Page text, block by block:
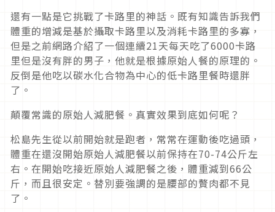
還有一點是它挑戰了卡路里的神話。既有知識告訴我們
體重的增減是基於攝取卡路里以及消耗卡路里的多寡，
但是之前網路介紹了一個連續21天每天吃了6000卡路
里但是沒有胖的男子，他就是根據原始人餐的原理的。
反倒是他吃以碳水化合物為中心的低卡路里餐時還胖
了。
顛覆常識的原始人減肥餐。真實效果到底如何呢？
松島先生從以前開始就是跑者，常常在運動後吃過頭，
體重在還沒開始原始人減肥餐以前保持在70-74公斤左
右。在開始吃接近原始人減肥餐之後，體重減到66公
斤，而且很安定。替別要強調的是腰部的贅肉都不見
了。